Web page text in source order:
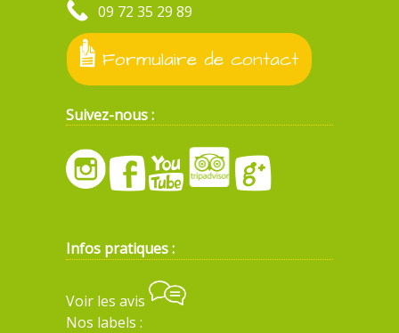
09 72 35 29 89
Formulaire de contact
Suivez-nous :
Infos pratiques :
Voir les avis
Nos labels :